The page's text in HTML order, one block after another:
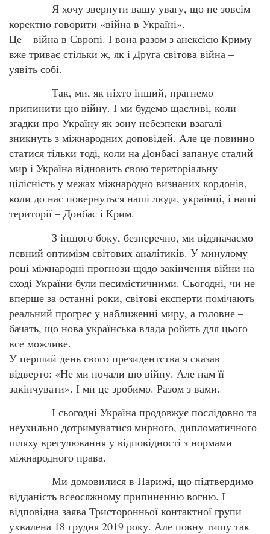
Я хочу звернути вашу увагу, що не зовсім
коректно говорити «війна в Україні».
Це – війна в Європі. І вона разом з анексією Криму
вже триває стільки ж, як і Друга світова війна –
уявіть собі.
Так, ми, як ніхто інший, прагнемо
припинити цю війну. І ми будемо щасливі, коли
згадки про Україну як зону небезпеки взагалі
зникнуть з міжнародних доповідей. Але це повинно
статися тільки тоді, коли на Донбасі запанує сталий
мир і Україна відновить свою територіальну
цілісність у межах міжнародно визнаних кордонів,
коли до нас повернуться наші люди, українці, і наші
території – Донбас і Крим.
З іншого боку, безперечно, ми відзначаємо
певний оптимізм світових аналітиків. У минулому
році міжнародні прогнози щодо закінчення війни на
сході України були песимістичними. Сьогодні, чи не
вперше за останні роки, світові експерти помічають
реальний прогрес у наближенні миру, а головне –
бачать, що нова українська влада робить для цього
все можливе.
У перший день свого президентства я сказав
відверто: «Не ми почали цю війну. Але нам її
закінчувати». І ми це зробимо. Разом з вами.
І сьогодні Україна продовжує послідовно та
неухильно дотримуватися мирного, дипломатичного
шляху врегулювання у відповідності з нормами
міжнародного права.
Ми домовилися в Парижі, що підтвердимо
відданість всеосяжному припиненню вогню. І
відповідна заява Тристоронньої контактної групи
ухвалена 18 грудня 2019 року. Але повну тишу так